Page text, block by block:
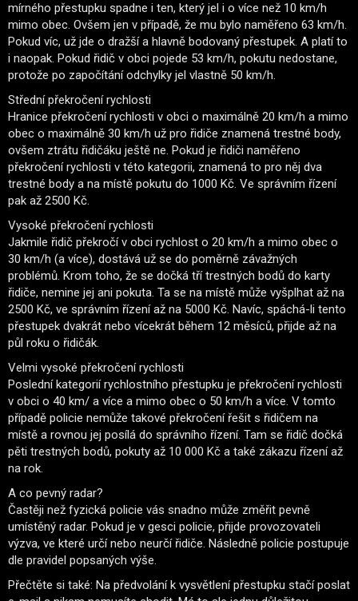
mírného přestupku spadne i ten, který jel i o více než 10 km/h
mimo obec. Ovšem jen v případě, že mu bylo naměřeno 63 km/h.
Pokud víc, už jde o dražší a hlavně bodovaný přestupek. A platí to
i naopak. Pokud řidič v obci pojede 53 km/h, pokutu nedostane,
protože po započítání odchylky jel vlastně 50 km/h.
Střední překročení rychlosti
Hranice překročení rychlosti v obci o maximálně 20 km/h a mimo
obec o maximálně 30 km/h už pro řidiče znamená trestné body,
ovšem ztrátu řidičáku ještě ne. Pokud je řidiči naměřeno
překročení rychlosti v této kategorii, znamená to pro něj dva
trestné body a na místě pokutu do 1000 Kč. Ve správním řízení
pak až 2500 Kč.
Vysoké překročení rychlosti
Jakmile řidič překročí v obci rychlost o 20 km/h a mimo obec o
30 km/h (a více), dostává už se do poměrně závažných
problémů. Krom toho, že se dočká tří trestných bodů do karty
řidiče, nemine jej ani pokuta. Ta se na místě může vyšplhat až na
2500 Kč, ve správním řízení až na 5000 Kč. Navíc, spáchá-li tento
přestupek dvakrát nebo vícekrát během 12 měsíců, přijde až na
půl roku o řidičák.
Velmi vysoké překročení rychlosti
Poslední kategorií rychlostního přestupku je překročení rychlosti
v obci o 40 km/ a více a mimo obec o 50 km/h a více. V tomto
případě policie nemůže takové překročení řešit s řidičem na
místě a rovnou jej posílá do správního řízení. Tam se řidič dočká
pěti trestných bodů, pokuty až 10 000 Kč a také zákazu řízení až
na rok.
A co pevný radar?
Častěji než fyzická policie vás snadno může změřit pevně
umístěný radar. Pokud je v gesci policie, přijde provozovateli
výzva, ve které určí nebo neurčí řidiče. Následně policie postupuje
dle pravidel popsaných výše.
Přečtěte si také: Na předvolání k vysvětlení přestupku stačí poslat